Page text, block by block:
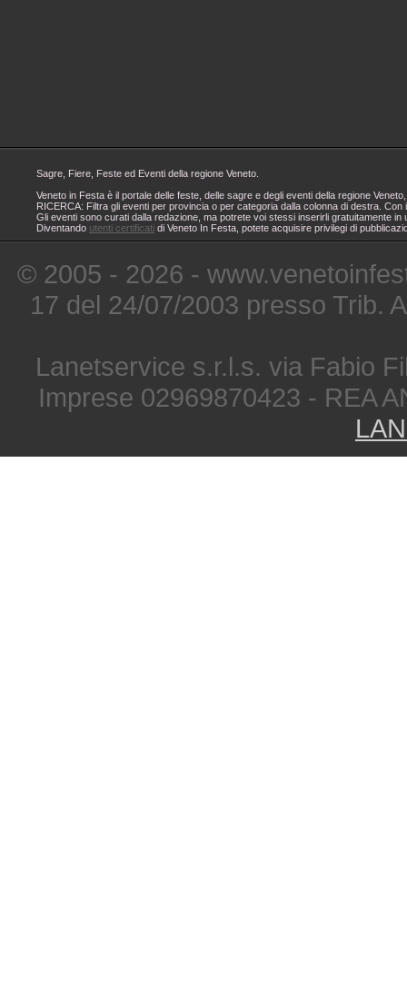
Sagre, Fiere, Feste ed Eventi della regione Veneto.
Veneto in Festa è il portale delle feste, delle sagre e degli eventi della regione
RICERCA: Filtra gli eventi per provincia o per categoria dalla colonna di destra.
Gli eventi sono curati dalla redazione, ma potrete voi stessi inserirli gratuitamente
Diventando utenti certificati di Veneto In Festa, potete acquisire privilegi di
© 2005 - 2026 -
17 del 24/07/2003 presso Trib.
Lanetservice s.r.l.s. via Fabio
Imprese 02969870423 - REA